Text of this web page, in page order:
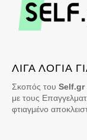
ΛΙΓΑ ΛΟΓΙΑ
Σκοπός του Self.gr
με τους
φτιαγμένο